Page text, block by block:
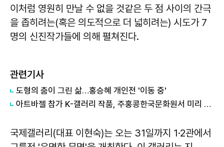
이처럼 영원히 만날 수 없을 것같은 두 점 사이의 간극
을 좁히려는(혹은 의도적으로 더 넓히려는) 시도가 7
명의 신진작가들에 의해 펼쳐진다.
관련기사
도형의 춤이 그린 삶…홍승혜 개인전 '이동 중'
아트바젤 참가 K-갤러리 작품, 주홍콩한국문화원서 미리 본다
국제갤러리(대표 이현숙)는 오는 31일까지 1·2관에서